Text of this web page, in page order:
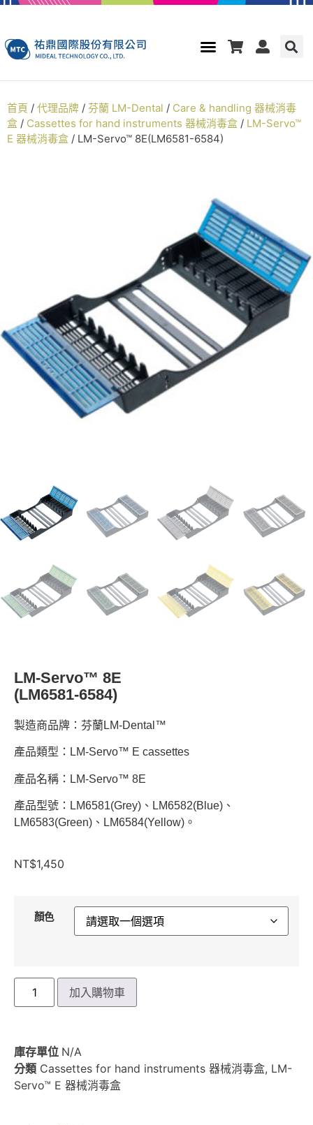
首頁 / 代理品牌 / 芬蘭 LM-Dental / Care & handling 器械消毒
盒 / Cassettes for hand instruments 器械消毒盒 / LM-Servo™
E 器械消毒盒 / LM-Servo™ 8E(LM6581-6584)
LM-Servo™ 8E
(LM6581-6584)
製造商品牌：芬蘭LM-Dental™
產品類型：LM-Servo™ E cassettes
產品名稱：LM-Servo™ 8E
產品型號：LM6581(Grey)、LM6582(Blue)、
LM6583(Green)、LM6584(Yellow)。
NT$1,450
顏色
加入購物車
庫存單位 N/A
分類 Cassettes for hand instruments 器械消毒盒, LM-
Servo™ E 器械消毒盒